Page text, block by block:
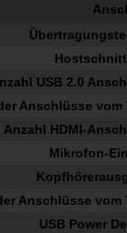
USB 2.0
Anschlüsse vom
Anzahl HDMI-
Mikrofon-
Anschlüsse vom
USB Power